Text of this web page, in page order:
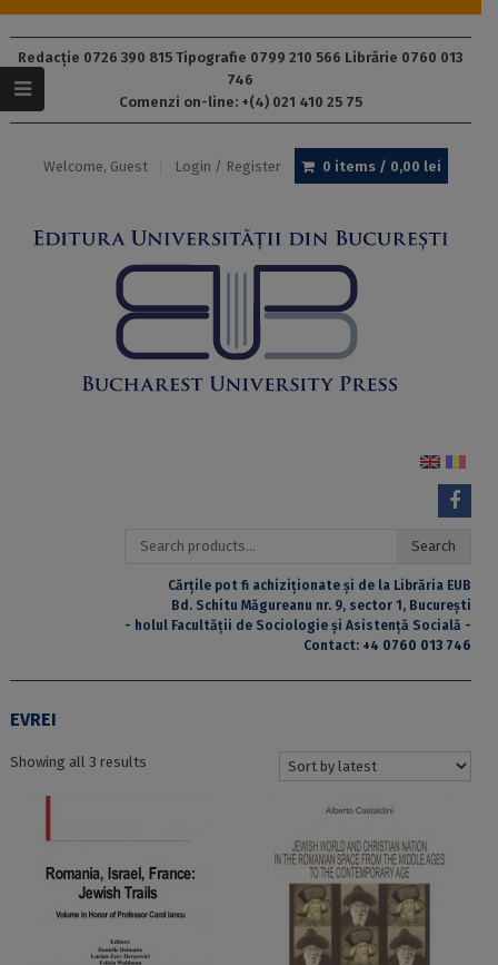
Redacție 0726 390 815 Tipografie 0799 210 566 Librărie 0760 013
746
Comenzi on-line: +(4) 021 410 25 75
Welcome, Guest Login / Register 0 items / 0,00 lei
Search
Search
Cărțile pot fi achiziționate și de la Librăria EUB
Bd. Schitu Măgureanu nr. 9, sector 1, București
- holul Facultății de Sociologie și Asistență Socială -
Contact: +4 0760 013 746
EVREI
Showing all 3 resultsSorted